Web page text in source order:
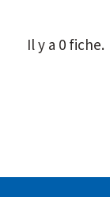
Il y a 0 fiche.